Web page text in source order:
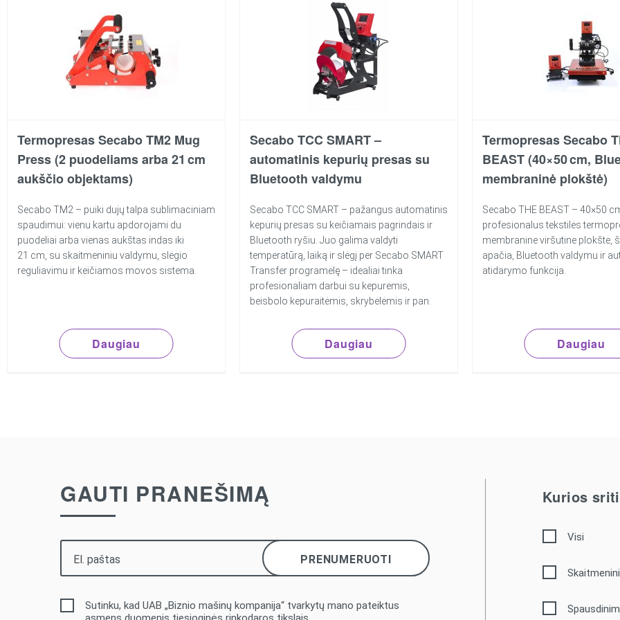
Termopresas Secabo TM2 Mug
Press (2 puodeliams arba 21 cm
aukščio objektams)
Secabo TM2 – puiki dujų talpa sublimaciniam
spaudimui: vienu kartu apdorojami du
puodeliai arba vienas aukštas indas iki
21 cm, su skaitmeniniu valdymu, slėgio
reguliavimu ir keičiamos movos sistema.
Daugiau
Secabo TCC SMART –
automatinis kepurių presas su
Bluetooth valdymu
Secabo TCC SMART – pažangus automatinis
kepurių presas su keičiamais pagrindais ir
Bluetooth ryšiu. Juo galima valdyti
temperatūrą, laiką ir slėgį per Secabo SMART
Transfer programėlę – idealiai tinka
profesionaliam darbui su kepurėmis,
beisbolo kepuraitėmis, skrybėlėmis ir pan.
Daugiau
Termopresas Secabo
BEAST (40×50 cm,
membraninė plokštė)
Secabo THE BEAST – 40×50
profesionalus tekstilės
membranine viršutine plokšte,
apačia, Bluetooth valdymu ir
atidarymo funkcija.
Daugiau
GAUTI PRANEŠIMĄ
Sutinku, kad UAB „Biznio mašinų kompanija“ tvarkytų mano pateiktus
Kurios
Visi